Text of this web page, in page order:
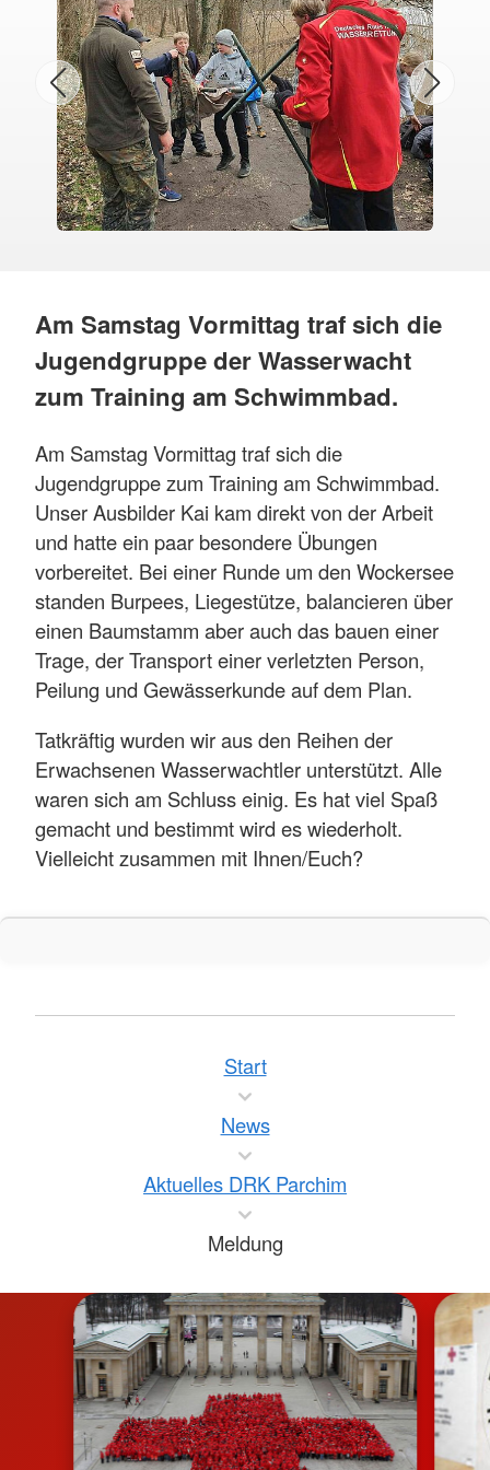
Am Samstag Vormittag traf sich die
Jugendgruppe der Wasserwacht
zum Training am Schwimmbad.
Am Samstag Vormittag traf sich die
Jugendgruppe zum Training am Schwimmbad.
Unser Ausbilder Kai kam direkt von der Arbeit
und hatte ein paar besondere Übungen
vorbereitet. Bei einer Runde um den Wockersee
standen Burpees, Liegestütze, balancieren über
einen Baumstamm aber auch das bauen einer
Trage, der Transport einer verletzten Person,
Peilung und Gewässerkunde auf dem Plan.
Tatkräftig wurden wir aus den Reihen der
Erwachsenen Wasserwachtler unterstützt. Alle
waren sich am Schluss einig. Es hat viel Spaß
gemacht und bestimmt wird es wiederholt.
Vielleicht zusammen mit Ihnen/Euch?
Start
News
Aktuelles DRK Parchim
Meldung